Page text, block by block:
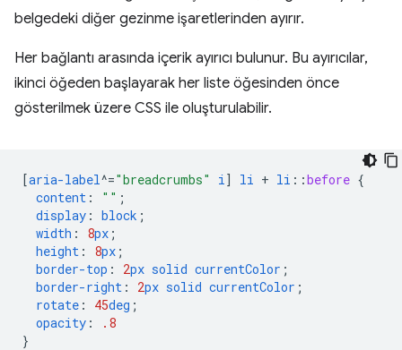
belgedeki diğer gezinme işaretlerinden ayırır.
Her bağlantı arasında içerik ayırıcı bulunur. Bu ayırıcılar,
ikinci öğeden başlayarak her liste öğesinden önce
gösterilmek üzere CSS ile oluşturulabilir.
[aria-label^="breadcrumbs" i ] li + li ::before {
content : "" ;
display : block ;
width : 8px ;
height : 8px ;
border-top : 2px solid currentColor ;
border-right : 2px solid currentColor ;
rotate : 45deg ;
opacity :
.8
}